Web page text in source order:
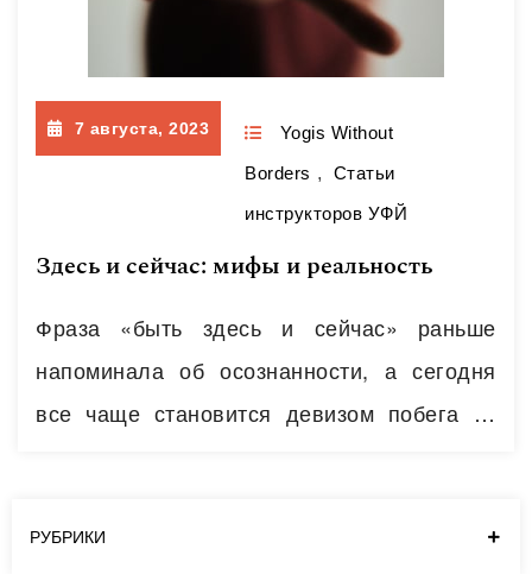
7 августа, 2023
Yogis Without
Borders ,
Статьи
инструкторов УФЙ
Здесь и сейчас: мифы и реальность
Фраза «быть здесь и сейчас» раньше
напоминала об осознанности, а сегодня
все чаще становится девизом побега от
Упанишаде (спасибо за находку Sansrkit in
РУБРИКИ